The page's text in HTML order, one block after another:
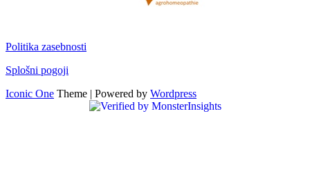
Politika zasebnosti
Splošni pogoji
Iconic One Theme | Powered by Wordpress